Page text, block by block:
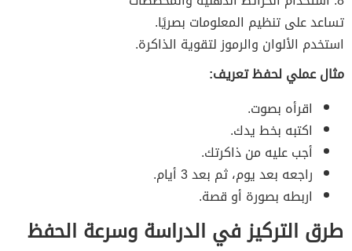
تساعد على تنظيم المعلومات بصريًا.
استخدم الألوان والرموز لتقوية الذاكرة.
مثال عملي لحفظ تعريف:
اقرأه بصوت.
اكتبه بخط يدك.
أجب عليه من ذاكرتك.
راجعه بعد يوم، ثم بعد 3 أيام.
اربطه بصورة أو قصة.
طرق التركيز في الدراسة وسرعة الحفظ